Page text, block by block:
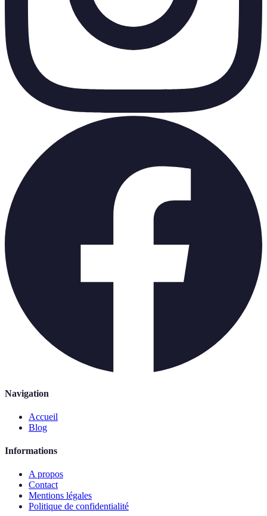
Navigation
Accueil
Blog
Informations
A propos
Contact
Mentions légales
Politique de confidentialité